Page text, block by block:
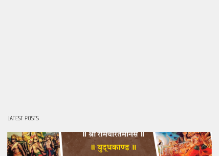
LATEST POSTS